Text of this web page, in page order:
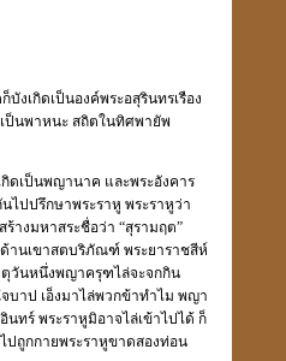
งเกิดเป็นองค์พระอสุรินทรเรือง
ป็นพาหนะ สถิตในทิศพายัพ
ดเป็นพญานาค และพระอังคาร
ไปปรึกษาพระราหู พระราหูว่า
างมหาสระชื่อว่า “สุรามฤต”
ด้านเขาสตบริภัณฑ์ พระยาราชสีห์
ตุวันหนึ่งพญาครุฑไล่จะจกกิน
บาป เอ็งมาไล่พวกข้าทำไม พญา
ทร์ พระราหูมิอาจไล่เข้าไปได้ ก็
ปถูกกายพระราหูขาดสองท่อน